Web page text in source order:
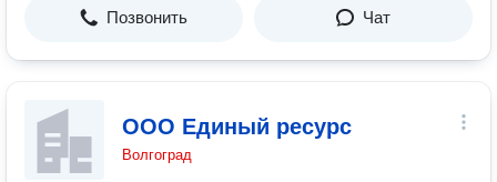
Позвонить Чат
ООО Единый ресурс
Волгоград